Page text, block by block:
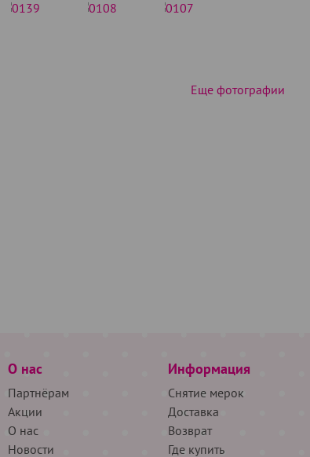
Еще фотографии
О нас
Партнёрам
Акции
О нас
Новости
Информация
Снятие мерок
Доставка
Возврат
Где купить